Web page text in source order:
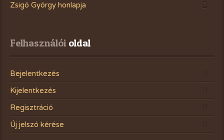
Zsigó György honlapja
Felhasználói oldal
Bejelentkezés
Kijelentkezés
Regisztráció
Új jelszó kérése